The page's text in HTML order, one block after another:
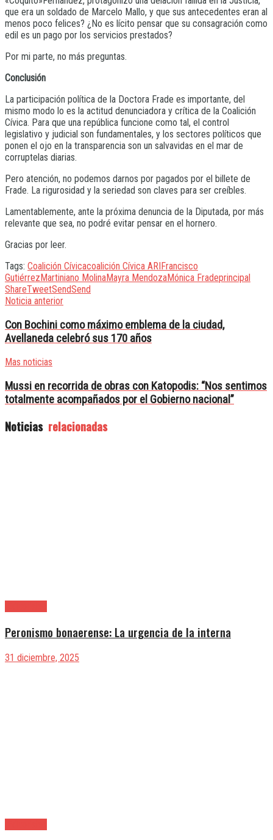
que era un soldado de Marcelo Mallo, y que sus antecedentes eran al
menos poco felices? ¿No es lícito pensar que su consagración como
edil es un pago por los servicios prestados?
Por mi parte, no más preguntas.
Conclusión
La participación política de la Doctora Frade es importante, del
mismo modo lo es la actitud denunciadora y crítica de la Coalición
Cívica. Para que una república funcione como tal, el control
legislativo y judicial son fundamentales, y los sectores políticos que
ponen el ojo en la transparencia son un salvavidas en el mar de
corruptelas diarias.
Pero atención, no podemos darnos por pagados por el billete de
Frade. La rigurosidad y la seriedad son claves para ser creíbles.
Lamentablemente, ante la próxima denuncia de la Diputada, por más
relevante que sea, no podré evitar pensar en el hornero.
Gracias por leer.
Tags: Coalición Cívicacoalición Cívica ARIFrancisco
GutiérrezMartiniano MolinaMayra MendozaMónica Fradeprincipal
ShareTweetSendSend
Noticia anterior
Con Bochini como máximo emblema de la ciudad,
Avellaneda celebró sus 170 años
Mas noticias
Mussi en recorrida de obras con Katopodis: “Nos sentimos
totalmente acompañados por el Gobierno nacional”
Noticias relacionadas
Peronismo bonaerense: La urgencia de la interna
31 diciembre, 2025